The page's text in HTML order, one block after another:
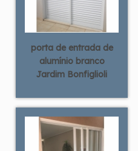
porta de entrada de
alumínio branco
Jardim Bonfiglioli